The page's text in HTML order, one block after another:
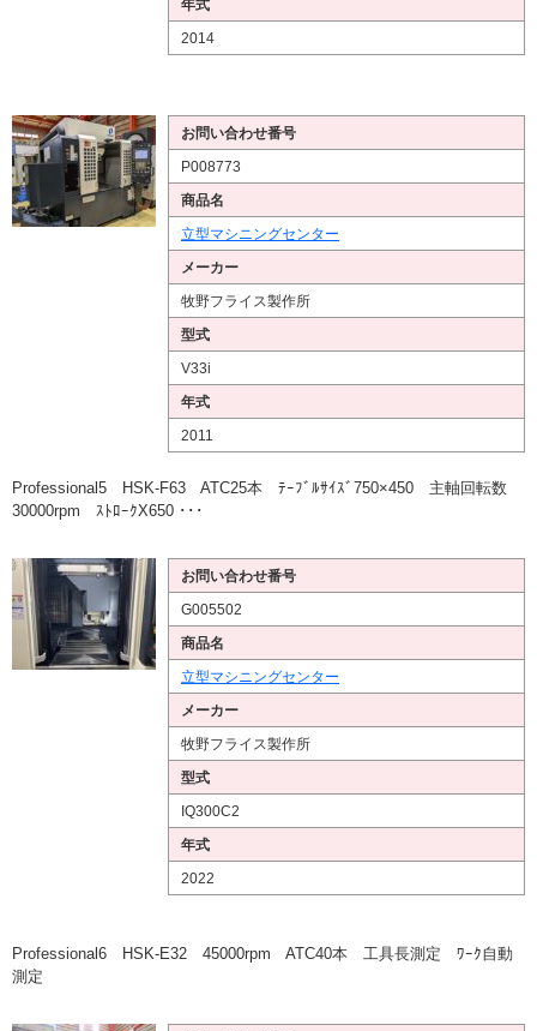
年式
2014
お問い合わせ番号
P008773
商品名
立型マシニングセンター
メーカー
牧野フライス製作所
型式
V33i
年式
2011
Professional5 HSK-F63 ATC25本 ﾃｰﾌﾞﾙｻｲｽﾞ750×450 主軸回転数
30000rpm ｽﾄﾛｰｸX650 ･･･
お問い合わせ番号
G005502
商品名
立型マシニングセンター
メーカー
牧野フライス製作所
型式
IQ300C2
年式
2022
Professional6 HSK-E32 45000rpm ATC40本 工具長測定 ﾜｰｸ自動
測定